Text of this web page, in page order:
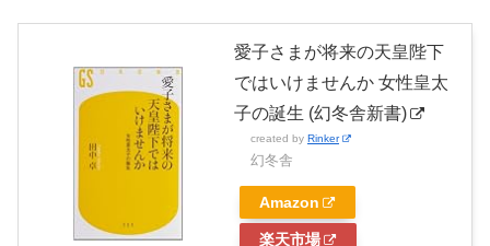
愛子さまが将来の天皇陛下
ではいけませんか 女性皇太
子の誕生 (幻冬舎新書)
created by Rinker
幻冬舎
Amazon
楽天市場